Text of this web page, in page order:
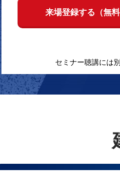
来場登録する（無
セミナー聴講には